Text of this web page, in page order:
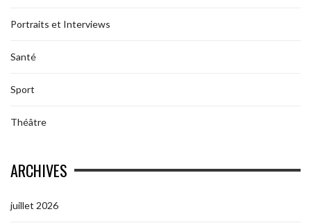
Portraits et Interviews
Santé
Sport
Théâtre
ARCHIVES
juillet 2026